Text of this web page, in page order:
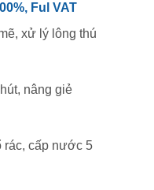
Ful VAT
xử lý lông thú
nâng giẻ
rác, cấp nước 5